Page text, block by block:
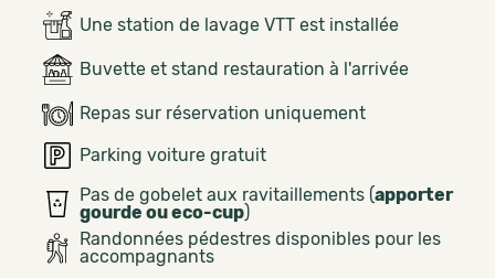
Une station de lavage VTT est installée
Buvette et stand restauration à l'arrivée
Repas sur réservation uniquement
Parking voiture gratuit
Pas de gobelet aux ravitaillements (apporter
gourde ou eco-cup)
Randonnées pédestres disponibles pour les
accompagnants